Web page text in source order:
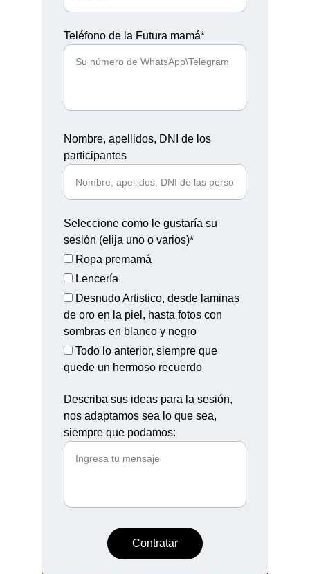
Teléfono de la Futura mamá*
Nombre, apellidos, DNI de los
participantes
Seleccione como le gustaría su
sesión (elija uno o varios)*
Ropa premamá
Lencería
Desnudo Artistico, desde laminas
de oro en la piel, hasta fotos con
sombras en blanco y negro
Todo lo anterior, siempre que
quede un hermoso recuerdo
Describa sus ideas para la sesión,
nos adaptamos sea lo que sea,
siempre que podamos:
Contratar